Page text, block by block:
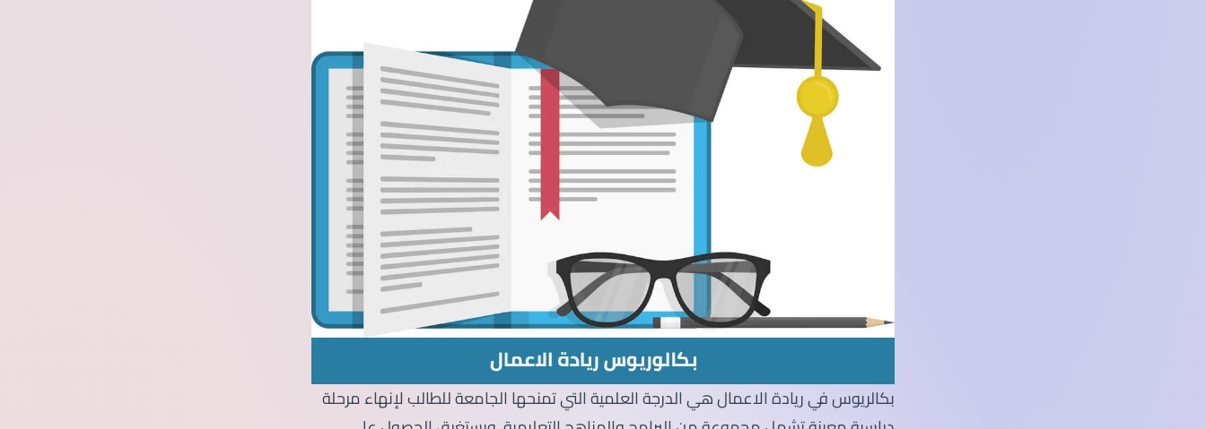
SEGi University Kota Damansara
Management and Science University (MSU)
بكالريوس في ريادة الاعمال هي الدرجة العلمية التي تمنحها الجامعة للطالب لإنهاء مرحلة